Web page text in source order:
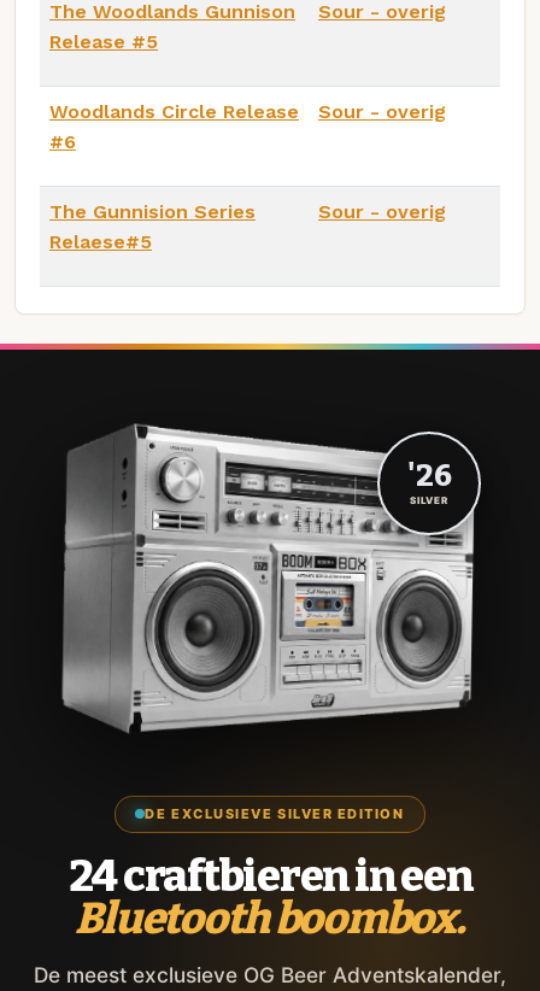
The Woodlands Gunnison
Release #5
Sour - overig
Woodlands Circle Release
#6
Sour - overig
The Gunnision Series
Relaese#5
Sour - overig
DE EXCLUSIEVE SILVER EDITION
24 craftbieren in een
Bluetooth boombox.
De meest exclusieve OG Beer Adventskalender,
'26
SILVER